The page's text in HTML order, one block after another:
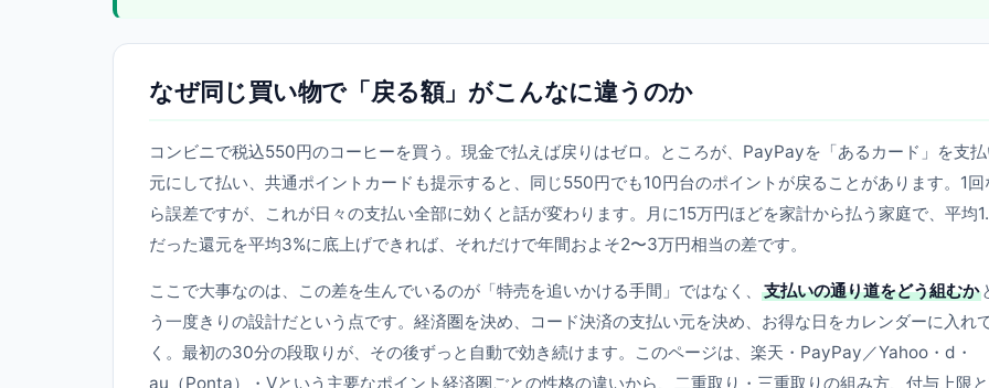
なぜ同じ買い物で「戻る額」がこんなに違うのか
コンビニで税込550円のコーヒーを買う。現金で払えば戻りはゼロ。ところが、PayPayを「あるカード」を支
元にして払い、共通ポイントカードも提示すると、同じ550円でも10円台のポイントが戻ることがあります。1回
ら誤差ですが、これが日々の支払い全部に効くと話が変わります。月に15万円ほどを家計から払う家庭で、平均
だった還元を平均3%に底上げできれば、それだけで年間およそ2〜3万円相当の差です。
ここで大事なのは、この差を生んでいるのが「特売を追いかける手間」ではなく、 支払いの通り道をどう組むか
う一度きりの設計だという点です。経済圏を決め、コード決済の支払い元を決め、お得な日をカレンダーに入れ
く。最初の30分の段取りが、その後ずっと自動で効き続けます。このページは、楽天・PayPay／Yahoo・d・
au（Ponta）・Vという主要なポイント経済圏ごとの性格の違いから、二重取り・三重取りの組み方、付与上限